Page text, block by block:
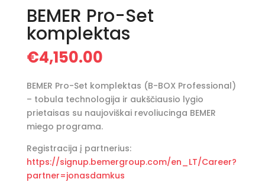
BEMER Pro-Set
komplektas
€4,150.00
BEMER Pro-Set komplektas (B-BOX Professional)
– tobula technologija ir aukščiausio lygio
prietaisas su naujoviškai revoliucinga BEMER
miego programa.
Registracija į partnerius:
https://signup.bemergroup.com/en_LT/Career?
partner=jonasdamkus